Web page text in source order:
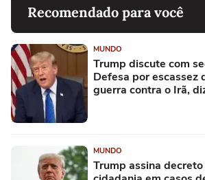
Recomendado para você
MUNDO
Trump discute com
Defesa por escassez
guerra contra o Irã,
MUNDO
Trump assina